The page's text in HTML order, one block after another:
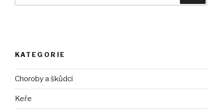
KATEGORIE
Choroby a škůdci
Keře